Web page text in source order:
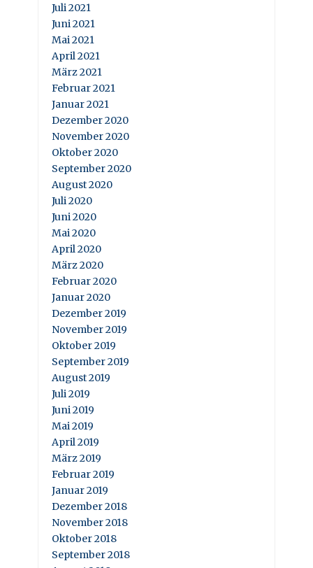
Juli 2021
Juni 2021
Mai 2021
April 2021
März 2021
Februar 2021
Januar 2021
Dezember 2020
November 2020
Oktober 2020
September 2020
August 2020
Juli 2020
Juni 2020
Mai 2020
April 2020
März 2020
Februar 2020
Januar 2020
Dezember 2019
November 2019
Oktober 2019
September 2019
August 2019
Juli 2019
Juni 2019
Mai 2019
April 2019
März 2019
Februar 2019
Januar 2019
Dezember 2018
November 2018
Oktober 2018
September 2018